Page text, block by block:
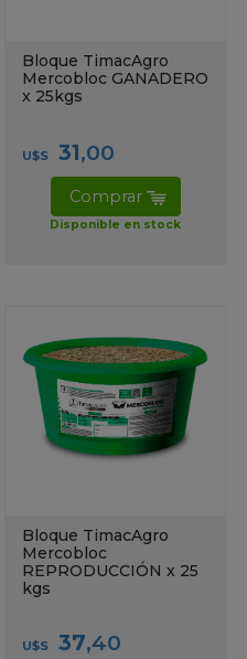
Bloque TimacAgro
Mercobloc GANADERO
x 25kgs
U$S 31,00
Disponible en stock
Comprar
Bloque TimacAgro
Mercobloc
REPRODUCCIÓN x 25
kgs
U$S 37,40